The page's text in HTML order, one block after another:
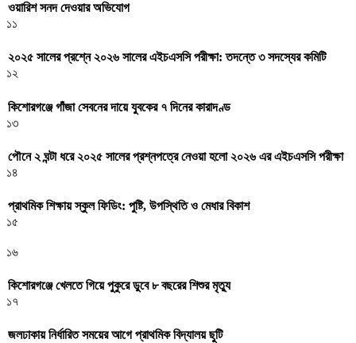
ওয়ারিশ সনদ দেওয়ার অভিযোগ
১১
২০২৫ সালের প্রশ্নে ২০২৬ সালের এইচএসসি পরীক্ষা: তদন্তে ৩ সদস্যের কমিটি
১২
কিশোরগঞ্জে গাঁজা সেবনের দায়ে যুবকের ৭ দিনের কারাদণ্ড
১৩
পৌনে ২ ঘন্টা ধরে ২০২৫ সালের প্রশ্নপত্রে নেওয়া হলো ২০২৬ এর এইচএসসি পরীক্ষা
১৪
প্রাথমিক শিক্ষায় স্কুল ফিডিং: পুষ্টি, উপস্থিতি ও মেধার বিকাশ
১৫
১৬
কিশোরগঞ্জে খেলতে গিয়ে পুকুরে ডুবে ৮ বছরের শিশুর মৃত্যু
১৭
জলঢাকায় নির্ধারিত সময়ের আগে প্রাথমিক বিদ্যালয় ছুটি